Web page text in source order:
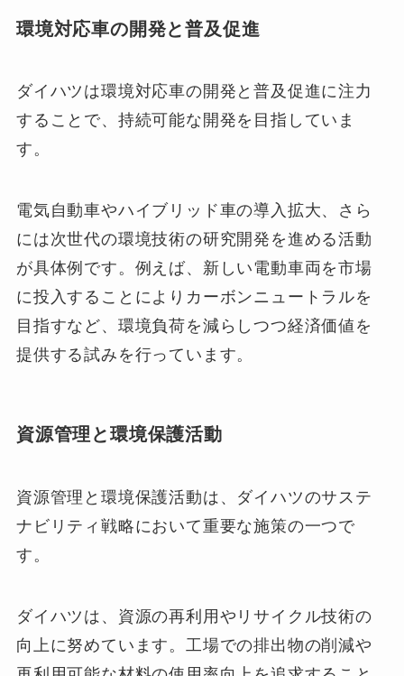
環境対応車の開発と普及促進
ダイハツは環境対応車の開発と普及促進に注力
することで、持続可能な開発を目指していま
す。
電気自動車やハイブリッド車の導入拡大、さら
には次世代の環境技術の研究開発を進める活動
が具体例です。例えば、新しい電動車両を市場
に投入することによりカーボンニュートラルを
目指すなど、環境負荷を減らしつつ経済価値を
提供する試みを行っています。
資源管理と環境保護活動
資源管理と環境保護活動は、ダイハツのサステ
ナビリティ戦略において重要な施策の一つで
す。
ダイハツは、資源の再利用やリサイクル技術の
向上に努めています。工場での排出物の削減や